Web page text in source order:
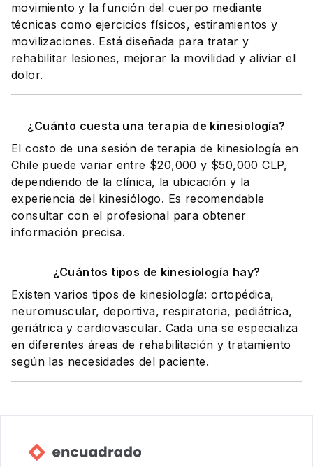
movimiento y la función del cuerpo mediante
técnicas como ejercicios físicos, estiramientos y
movilizaciones. Está diseñada para tratar y
rehabilitar lesiones, mejorar la movilidad y aliviar el
dolor.
¿Cuánto cuesta una terapia de kinesiología?
El costo de una sesión de terapia de kinesiología en
Chile puede variar entre $20,000 y $50,000 CLP,
dependiendo de la clínica, la ubicación y la
experiencia del kinesiólogo. Es recomendable
consultar con el profesional para obtener
información precisa.
¿Cuántos tipos de kinesiología hay?
Existen varios tipos de kinesiología: ortopédica,
neuromuscular, deportiva, respiratoria, pediátrica,
geriátrica y cardiovascular. Cada una se especializa
en diferentes áreas de rehabilitación y tratamiento
según las necesidades del paciente.